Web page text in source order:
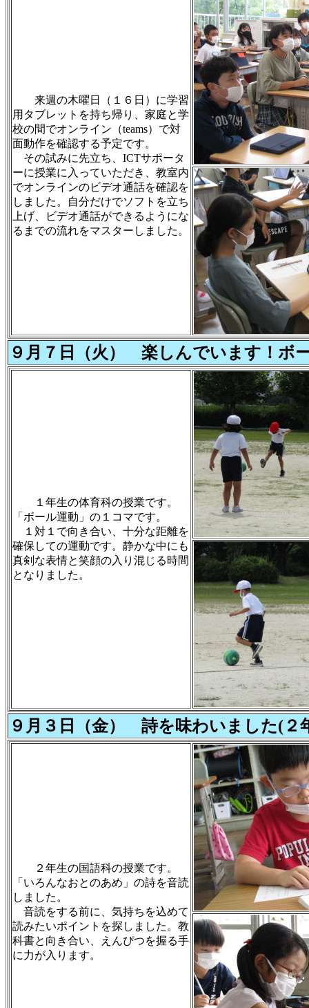
来週の木曜日（１６日）に学習
用タブレットを持ち帰り、家庭と学
校の間でオンライン（teams）で対
面動作を確認する予定です。
その試みに先立ち、ICTサポータ
ーに授業に入っていただき、教室内
でオンラインのビデオ通話を確認を
しました。自分だけでソフトを立ち
上げ、ビデオ通話ができるようにな
るまでの流れをマスターしました。
９月７日（火） 楽しんでいます！ボ
１年生の体育科の授業です。
「ボール運動」の１コマです。
１対１で向き合い、十分な距離を
確保しての運動です。静かな中にも
真剣な表情と笑顔の入り混じる時間
となりました。
９月３日（金） 詩を味わいました(２
２年生の国語科の授業です。
「いろんなおとのあめ」の詩を音読
しました。
音読をする前に、気持ちを込めて
読みたいポイントを探しました。教
科書と向き合い、えんぴつを握る手
に力が入ります。